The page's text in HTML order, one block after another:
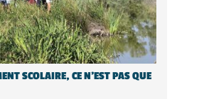
SCOLAIRE, CE N’EST PAS QUE